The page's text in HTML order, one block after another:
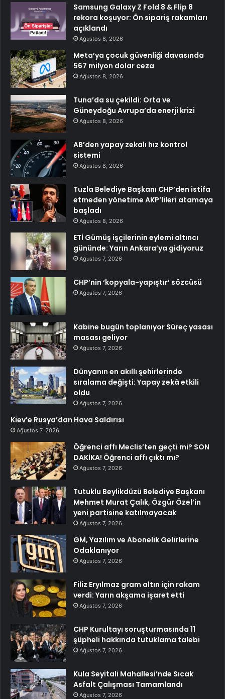
Samsung Galaxy Z Fold 8 & Flip 8
rekora koşuyor: Ön sipariş rakamları
açıklandı
Ağustos 8, 2026
Meta’ya çocuk güvenliği davasında
567 milyon dolar ceza
Ağustos 8, 2026
Tuna’da su çekildi: Orta ve
Güneydoğu Avrupa’da enerji krizi
Ağustos 8, 2026
AB’den yapay zekalı hız kontrol
sistemi
Ağustos 8, 2026
Tuzla Belediye Başkanı CHP’den istifa
etmeden yönetime AKP’lileri atamaya
başladı
Ağustos 8, 2026
ETİ Gümüş işçilerinin eylemi altıncı
gününde: Yarın Ankara’ya gidiyoruz
Ağustos 7, 2026
CHP’nin ‘kopyala-yapıştır’ sözcüsü
Ağustos 7, 2026
Kabine bugün toplanıyor Süreç yasası
masası geliyor
Ağustos 7, 2026
Dünyanın en akıllı şehirlerinde
sıralama değişti: Yapay zekâ etkili
oldu
Ağustos 7, 2026
Kiev’e Rusya’dan Hava Saldırısı
Ağustos 7, 2026
Öğrenci affı Meclis’ten geçti mi? SON
DAKİKA! Öğrenci affı çıktı mı?
Ağustos 7, 2026
Tutuklu Beylikdüzü Belediye Başkanı
Mehmet Murat Çalık, Özgür Özel’in
yeni partisine katılmayacak
Ağustos 7, 2026
GM, Yazılım ve Abonelik Gelirlerine
Odaklanıyor
Ağustos 7, 2026
Filiz Eryılmaz gram altın için rakam
verdi: Yarın akşama işaret etti
Ağustos 7, 2026
CHP Kurultayı soruşturmasında 11
şüpheli hakkında tutuklama talebi
Ağustos 7, 2026
Kula Seyitali Mahallesi’nde Sıcak
Asfalt Çalışması Tamamlandı
Ağustos 7, 2026